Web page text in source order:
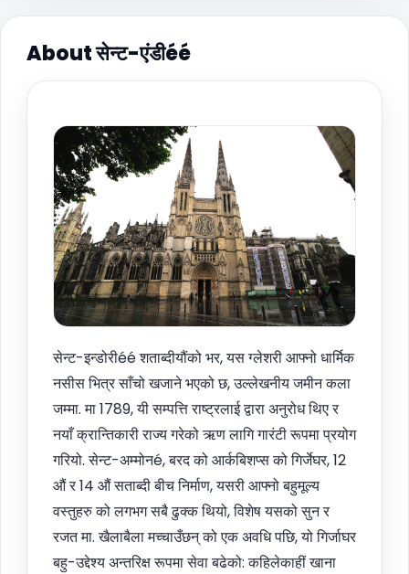
About सेन्ट-एंडीéé
सेन्ट-इन्डोरीéé शताब्दीयौंको भर, यस ग्लेशरी आफ्नो धार्मिक
नसीस भित्र साँचो खजाने भएको छ, उल्लेखनीय जमीन कला
जम्मा. मा 1789, यी सम्पत्ति राष्ट्रलाई द्वारा अनुरोध थिए र
नयाँ क्रान्तिकारी राज्य गरेको ऋण लागि गारंटी रूपमा प्रयोग
गरियो. सेन्ट-अम्मोनé, बरद को आर्कबिशप्स को गिर्जेघर, 12
औं र 14 औं सताब्दी बीच निर्माण, यसरी आफ्नो बहुमूल्य
वस्तुहरु को लगभग सबै ढुक्क थियो, विशेष यसको सुन र
रजत मा. खैलाबैला मच्चाउँछन् को एक अवधि पछि, यो गिर्जाघर
बहु-उद्देश्य अन्तरिक्ष रूपमा सेवा बढेको: कहिलेकाहीं खाना